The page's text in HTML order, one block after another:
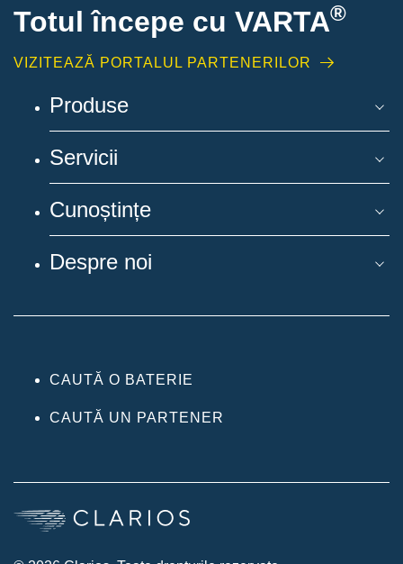
Totul începe cu VARTA®
VIZITEAZĂ PORTALUL PARTENERILOR
Produse
Servicii
Cunoștințe
Despre noi
CAUTĂ O BATERIE
CAUTĂ UN PARTENER